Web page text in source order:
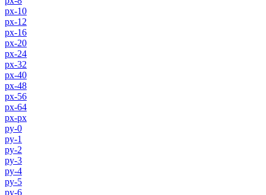
px-10
px-12
px-16
px-20
px-24
px-32
px-40
px-48
px-56
px-64
px-px
py-0
py-1
py-2
py-3
py-4
py-5
py-6